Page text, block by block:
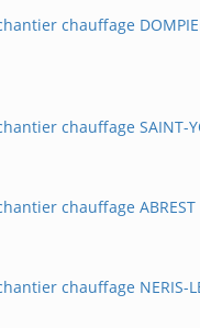
chauffage
chauffage SAINT-
chauffage ABREST
chauffage NERIS-